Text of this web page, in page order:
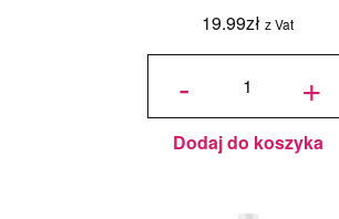
19.99zł z Vat
-
ilość
Aerografu
Fractal
FlowAir -
Pink (100
g)
+
Dodaj do koszyka